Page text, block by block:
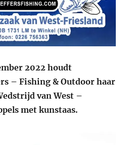
2022 houdt
– Fishing & Outdoor haar
van West –
met kunstaas.